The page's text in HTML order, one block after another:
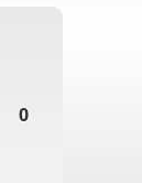
0